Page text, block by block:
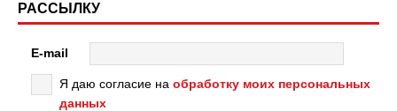
РАССЫЛКУ
E-mail
Я даю согласие на обработку моих персональных
данных